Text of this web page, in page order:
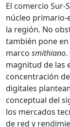
El comercio
núcleo primario-
la región. No
también pone
marco smithiano
magnitud de las
concentración
digitales
conceptual del
los mercados
de red y